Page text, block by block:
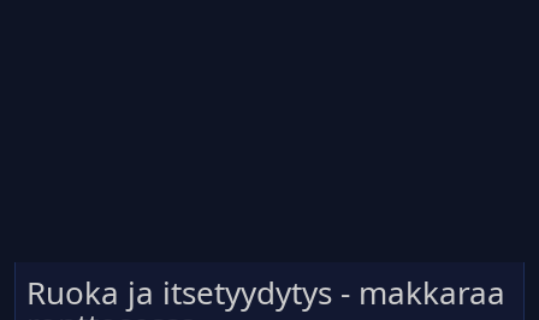
Ruoka ja itsetyydytys - makkaraa